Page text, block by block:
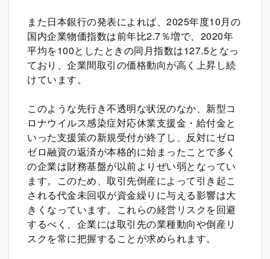
また日本銀行の発表によれば、2025年度10月の
国内企業物価指数は前年比2.7％増で、2020年
平均を100としたときの同月指数は127.5となっ
ており、企業間取引の価格動向が高く上昇し続
けています。
このような先行き不透明な状況のなか、新型コ
ロナウイルス感染症対応休業支援金・給付金と
いった支援策の新規受付が終了し、反対にゼロ
ゼロ融資の返済が本格的に始まったことで多く
の企業は財務基盤が以前よりぜい弱となってい
ます。このため、取引先倒産によって引き起こ
される代金未回収が資金繰りに与える影響は大
きくなっています。これらの経営リスクを回避
するべく、企業には取引先の業種動向や倒産リ
スクを常に把握することが求められます。